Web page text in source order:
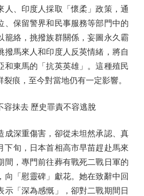
人、印度人採取「懷柔」政策，通
、保留警界和民事服務等部門中的
籠絡，挑撥族群關係，妄圖永久霸
撥馬來人和印度人反英情緒，將自
和東馬的「抗英英雄」。這種殖民
痕，至今對當地仍有一定影響。
抹去 歷史罪責不容逃脫
深重傷害，卻從未坦然承認、真
下旬，日本首相高市早苗趕赴馬來
間，專門前往葬有戰死二戰日軍的
向「慰靈碑」獻花。她在致辭中回
示「深為感慨」，卻對二戰期間日